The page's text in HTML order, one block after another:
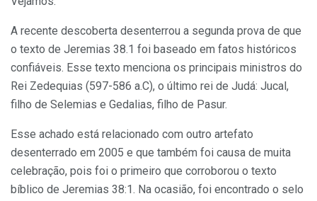
A recente descoberta desenterrou a segunda prova de que
o texto de Jeremias 38.1 foi baseado em fatos históricos
confiáveis. Esse texto menciona os principais ministros do
Rei Zedequias (597-586 a.C), o último rei de Judá: Jucal,
filho de Selemias e Gedalias, filho de Pasur.
Esse achado está relacionado com outro artefato
desenterrado em 2005 e que também foi causa de muita
celebração, pois foi o primeiro que corroborou o texto
bíblico de Jeremias 38:1. Na ocasião, foi encontrado o selo